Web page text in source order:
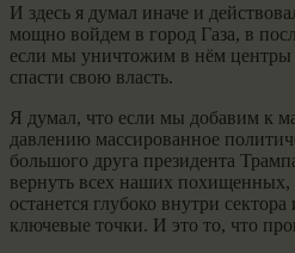
И здесь я думал иначе и
мощно войдем в город Газа, в
если мы уничтожим в нём
спасти свою власть.
Я думал, что если мы добавим к
давлению массированное
большого друга президента
вернуть всех наших
останется глубоко внутри
ключевые точки. И это то, что